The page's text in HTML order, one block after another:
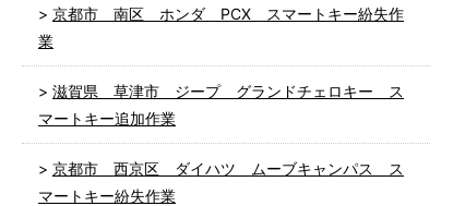
京都市 南区 ホンダ PCX スマートキー紛失作
業
滋賀県 草津市 ジープ グランドチェロキー ス
マートキー追加作業
京都市 西京区 ダイハツ ムーブキャンパス ス
マートキー紛失作業